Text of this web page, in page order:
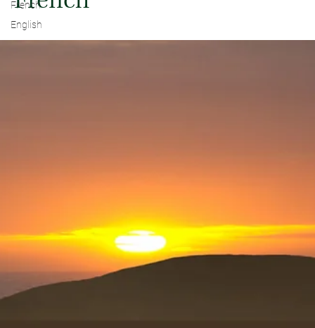
French
English